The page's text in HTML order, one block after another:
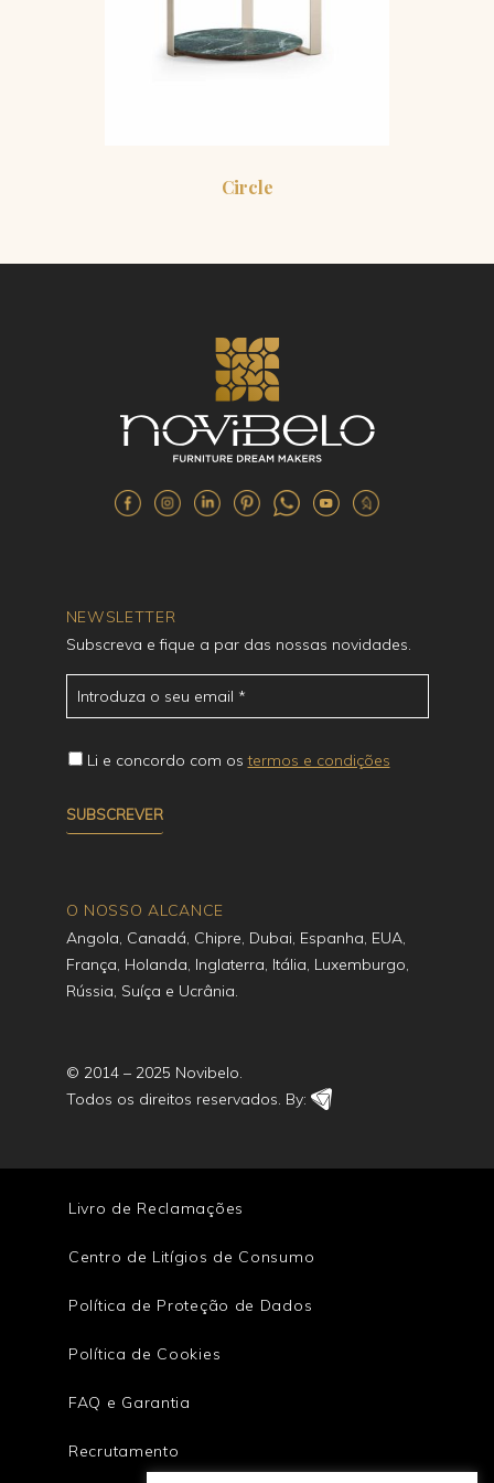
Circle
NEWSLETTER
Subscreva e fique a par das nossas novidades.
Li e concordo com ostermos e condições
O NOSSO ALCANCE
Angola, Canadá, Chipre, Dubai, Espanha, EUA,
França, Holanda, Inglaterra, Itália, Luxemburgo,
Rússia, Suíça e Ucrânia.
© 2014 – 2025 Novibelo.
Todos os direitos reservados. By:
Livro de Reclamações
Centro de Litígios de Consumo
Política de Proteção de Dados
Política de Cookies
FAQ e Garantia
Recrutamento